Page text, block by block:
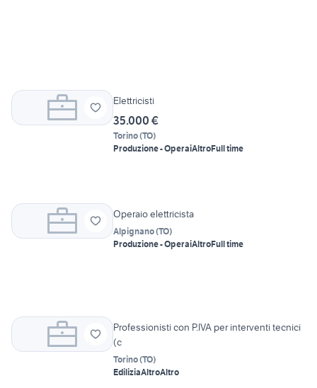
Elettricisti
35.000 €
Torino(TO)
Produzione - OperaiAltroFull time
Operaio elettricista
Alpignano(TO)
Produzione - OperaiAltroFull time
Professionisti con P.IVA per interventi tecnici
(c
Torino(TO)
EdiliziaAltroAltro